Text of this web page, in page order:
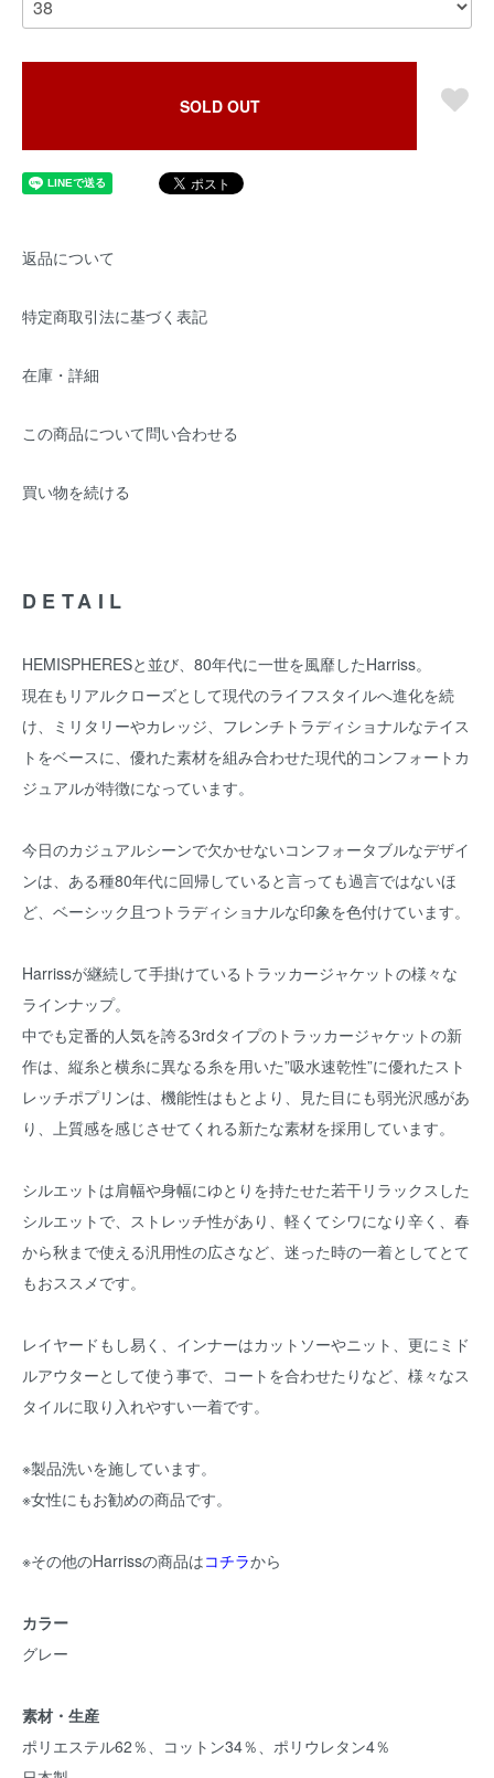
SOLD OUT
返品について
特定商取引法に基づく表記
在庫・詳細
この商品について問い合わせる
買い物を続ける
DETAIL
HEMISPHERESと並び、80年代に一世を風靡したHarriss。
現在もリアルクローズとして現代のライフスタイルへ進化を続
け、ミリタリーやカレッジ、フレンチトラディショナルなテイス
トをベースに、優れた素材を組み合わせた現代的コンフォートカ
ジュアルが特徴になっています。
今日のカジュアルシーンで欠かせないコンフォータブルなデザイ
ンは、ある種80年代に回帰していると言っても過言ではないほ
ど、ベーシック且つトラディショナルな印象を色付けています。
Harrissが継続して手掛けているトラッカージャケットの様々な
ラインナップ。
中でも定番的人気を誇る3rdタイプのトラッカージャケットの新
作は、縦糸と横糸に異なる糸を用いた”吸水速乾性”に優れたスト
レッチポプリンは、機能性はもとより、見た目にも弱光沢感があ
り、上質感を感じさせてくれる新たな素材を採用しています。
シルエットは肩幅や身幅にゆとりを持たせた若干リラックスした
シルエットで、ストレッチ性があり、軽くてシワになり辛く、春
から秋まで使える汎用性の広さなど、迷った時の一着としてとて
もおススメです。
レイヤードもし易く、インナーはカットソーやニット、更にミド
ルアウターとして使う事で、コートを合わせたりなど、様々なス
タイルに取り入れやすい一着です。
※製品洗いを施しています。
※女性にもお勧めの商品です。
※その他のHarrissの商品はコチラから
カラー
グレー
素材・生産
ポリエステル62％、コットン34％、ポリウレタン4％